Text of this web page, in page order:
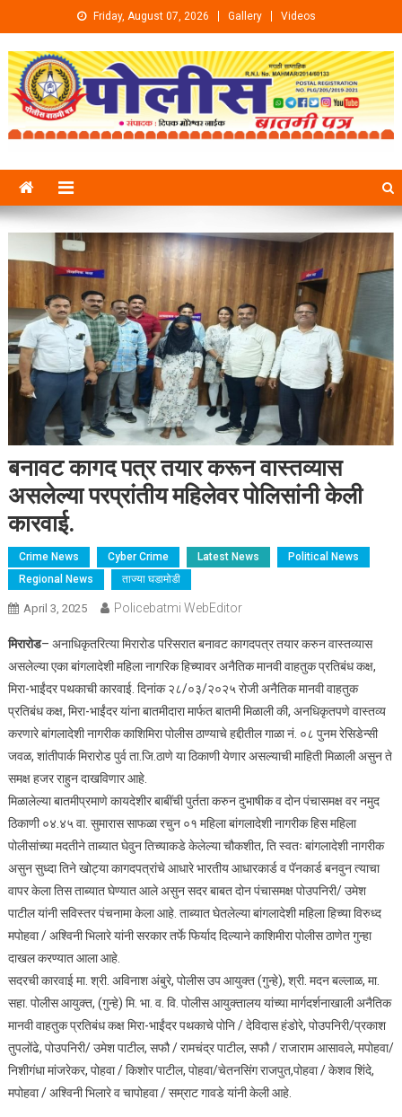
Skip to content Friday, August 07, 2026 Gallery Videos
बनावट कागद पत्र तयार करून वास्तव्यास
असलेल्या परप्रांतीय महिलेवर पोलिसांनी केली
कारवाई.
Crime News Cyber Crime Latest News
Political News
Regional News
ताज्या घडामोडी
April 3, 2025 Policebatmi WebEditor
मिरारोड– अनाधिकृतरित्या मिरारोड परिसरात बनावट कागदपत्र तयार करुन वास्तव्यास
असलेल्या एका बांगलादेशी महिला नागरिक हिच्यावर अनैतिक मानवी वाहतुक प्रतिबंध कक्ष,
मिरा-भाईंदर पथकाची कारवाई. दिनांक २८/०३/२०२५ रोजी अनैतिक मानवी वाहतुक
प्रतिबंध कक्ष, मिरा-भाईंदर यांना बातमीदारा मार्फत बातमी मिळाली की, अनधिकृतपणे वास्तव्य
करणारे बांगलादेशी नागरीक काशिमिरा पोलीस ठाण्याचे हद्दीतील गाळा नं. ०८ पुनम रेसिडेन्सी
जवळ, शांतीपार्क मिरारोड पुर्व ता.जि.ठाणे या ठिकाणी येणार असल्याची माहिती मिळाली असुन ते
समक्ष हजर राहुन दाखविणार आहे.
मिळालेल्या बातमीप्रमाणे कायदेशीर बाबींची पुर्तता करुन दुभाषीक व दोन पंचासमक्ष वर नमुद
ठिकाणी ०४.४५ वा. सुमारास साफळा रचुन ०१ महिला बांगलादेशी नागरीक हिस महिला
पोलीसांच्या मदतीने ताब्यात घेवुन तिच्याकडे केलेल्या चौकशीत, ति स्वतः बांगलादेशी नागरीक
असुन सुध्दा तिने खोट्या कागदपत्रांचे आधारे भारतीय आधारकार्ड व पॅनकार्ड बनवुन त्याचा
वापर केला तिस ताब्यात घेण्यात आले असुन सदर बाबत दोन पंचासमक्ष पोउपनिरी/ उमेश
पाटील यांनी सविस्तर पंचनामा केला आहे. ताब्यात घेतलेल्या बांगलादेशी महिला हिच्या विरुध्द
मपोहवा / अश्विनी भिलारे यांनी सरकार तर्फे फिर्याद दिल्याने काशिमीरा पोलीस ठाणेत गुन्हा
दाखल करण्यात आला आहे.
सदरची कारवाई मा. श्री. अविनाश अंबुरे, पोलीस उप आयुक्त (गुन्हे), श्री. मदन बल्लाळ, मा.
सहा. पोलीस आयुक्त, (गुन्हे) मि. भा. व. वि. पोलीस आयुक्तालय यांच्या मार्गदर्शनाखाली अनैतिक
मानवी वाहतुक प्रतिबंध कक्ष मिरा-भाईंदर पथकाचे पोनि / देविदास हंडोरे, पोउपनिरी/प्रकाश
तुपलोंढे, पोउपनिरी/ उमेश पाटील, सफौ / रामचंद्र पाटील, सफौ / राजाराम आसावले, मपोहवा/
निशीगंधा मांजरेकर, पोहवा / किशोर पाटील, पोहवा/चेतनसिंग राजपुत,पोहवा / केशव शिंदे,
मपोहवा / अश्विनी भिलारे व चापोहवा / सम्राट गावडे यांनी केली आहे.